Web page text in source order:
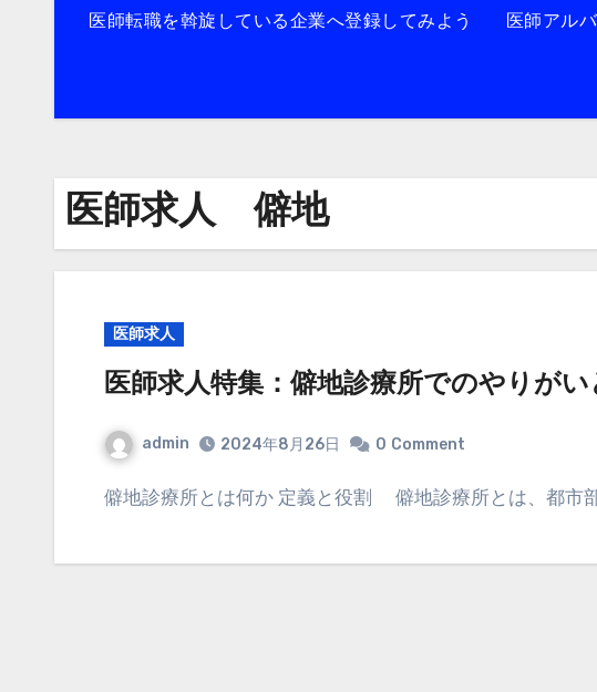
医師転職を斡旋している企業へ登録してみよう 医師アル
医師求人 僻地
医師求人
医師求人特集：僻地診療所でのやりがい
admin 2024年8月26日 0 Comment
僻地診療所とは何か 定義と役割 僻地診療所とは、都市